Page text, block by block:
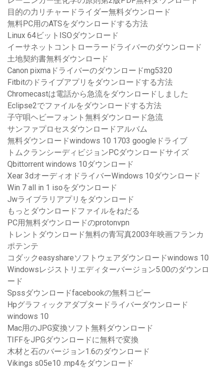
目的の力リチャードライダー無料ダウンロード
無料PC用のATSをダウンロードする方法
Linux 64ビットISOダウンロード
イーサネットコントローラードライバーのダウンロード
土地契約書無料ダウンロード
Canon pixmaドライバーのダウンロードmg5320
Fitbitのドライブアプリをダウンロードする方法
Chromecastは電話から急流をダウンロードしました
Eclipse2でファイルをダウンロードする方法
子守唄ヘビーフォント無料ダウンロード急流
サンファプロセスダウンロードアルバム
無料ダウンロードwindows 10 1703 googleドライブ
トムクランシーディビジョンPCダウンロードサイズ
Qbittorrent windows 10ダウンロード
Xear 3dオーディオドライバーWindows 10ダウンロード
Win 7 all in 1 isoをダウンロード
Jwライブラリアプリをダウンロード
もっとダウンロードファイルをねだる
PC用無料ダウンロードのprotonvpn
トレントダウンロード無料の青写真2003年映画フランカ
ポテンテ
コダックeasyshareソフトウェアダウンロードwindows 10
Windowsレジストリエディターバージョン5.00のダウンロ
ード
Spssダウンロードfacebookの無料コピー
Hpグラフィックアダプタードライバーダウンロード
windows 10
Mac用のJPG変換ソフト無料ダウンロード
TIFFをJPGダウンロードに無料で変換
木材と石のバージョン1.6のダウンロード
Vikings s05e10 .mp4をダウンロード